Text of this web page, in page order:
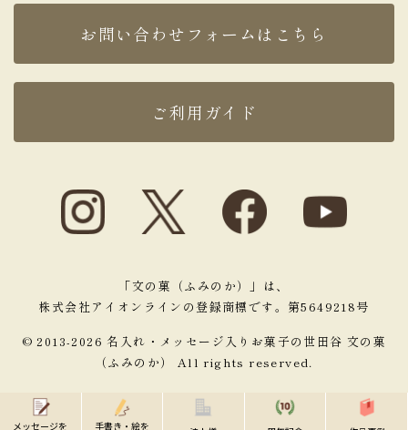
お問い合わせフォームはこちら
ご利用ガイド
「文の菓（ふみのか）」は、
株式会社アイオンラインの登録商標です。第5649218号
© 2013-2026 名入れ・メッセージ入りお菓子の世田谷 文の菓
（ふみのか） All rights reserved.
メッセージを 手書き・絵を